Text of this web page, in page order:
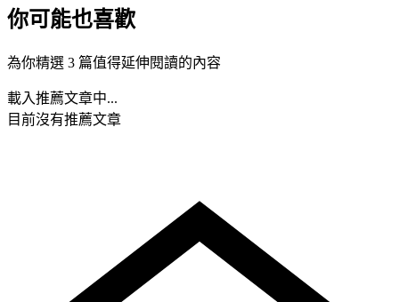
你可能也喜歡
為你精選 3 篇值得延伸閱讀的內容
載入推薦文章中...
目前沒有推薦文章